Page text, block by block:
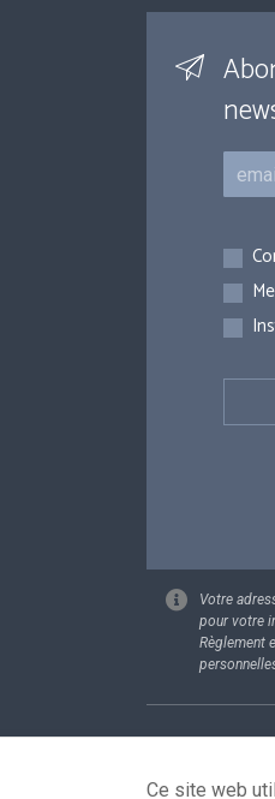
Votre
pour votre
Règlement
Ce site web